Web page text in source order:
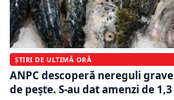
ȘTIRI DE ULTIMĂ ORĂ
ANPC descoperă nereguli
de pește. S-au dat amenzi de